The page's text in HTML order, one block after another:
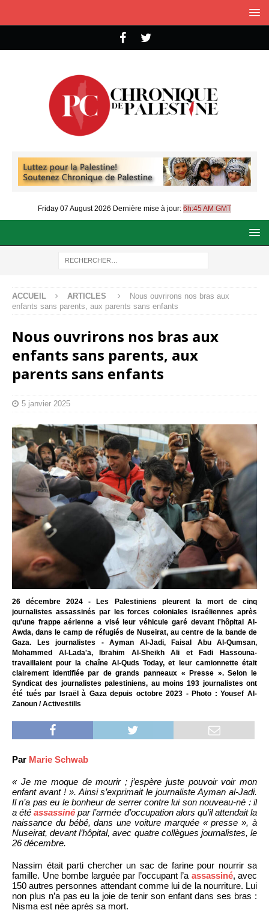
Friday 07 August 2026 Dernière mise à jour: 6h:45 AM GMT
ACCUEIL ARTICLES
Nous ouvrirons nos bras aux
enfants sans parents, aux parents sans enfants
Nous ouvrirons nos bras aux
enfants sans parents, aux
parents sans enfants
5 janvier 2025
26 décembre 2024 - Les Palestiniens pleurent la mort de cinq
journalistes assassinés par les forces coloniales israéliennes après
qu'une frappe aérienne a visé leur véhicule garé devant l'hôpital Al-
Awda, dans le camp de réfugiés de Nuseirat, au centre de la bande de
Gaza. Les journalistes - Ayman Al-Jadi, Faisal Abu Al-Qumsan,
Mohammed Al-Lada'a, Ibrahim Al-Sheikh Ali et Fadi Hassouna-
travaillaient pour la chaîne Al-Quds Today, et leur camionnette était
clairement identifiée par de grands panneaux « Presse ». Selon le
Syndicat des journalistes palestiniens, au moins 193 journalistes ont
été tués par Israël à Gaza depuis octobre 2023 - Photo : Yousef Al-
Zanoun / Activestills
Par Marie Schwab
« Je me moque de mourir ; j’espère juste pouvoir voir mon
enfant avant ! ». Ainsi s’exprimait le journaliste Ayman al-Jadi.
Il n’a pas eu le bonheur de serrer contre lui son nouveau-né : il
a étéassassiné par l’armée d’occupation alors qu’il attendait la
naissance du bébé, dans une voiture marquée « presse », à
Nuseirat, devant l’hôpital, avec quatre collègues journalistes, le
26 décembre.
Nassim était parti chercher un sac de farine pour nourrir sa
famille. Une bombe larguée par l’occupant l’a assassiné, avec
150 autres personnes attendant comme lui de la nourriture. Lui
non plus n’a pas eu la joie de tenir son enfant dans ses bras :
Nisma est née après sa mort.